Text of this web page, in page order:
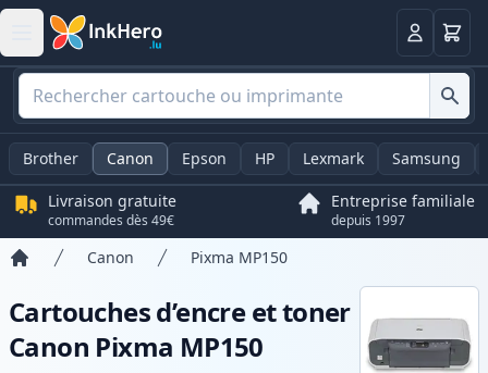
Panier
Brother Canon Epson HP Lexmark Samsung
Livraison gratuite
commandes dès 49€
Entreprise familiale
depuis 1997
Canon Pixma MP150
Cartouches d’encre et toner
Canon Pixma MP150